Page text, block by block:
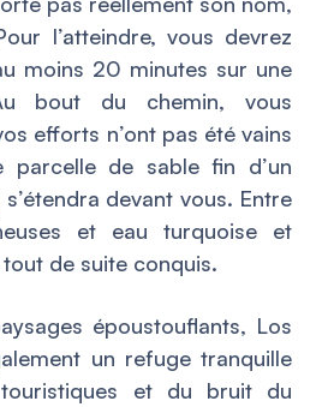
l’atteindre, vous devrez
moins 20 minutes sur une
bout du chemin, vous
efforts n’ont pas été vains
parcelle de sable fin d’un
devant vous. Entre
et eau turquoise et
de suite conquis.
époustouflants, Los
un refuge tranquille
et du bruit du